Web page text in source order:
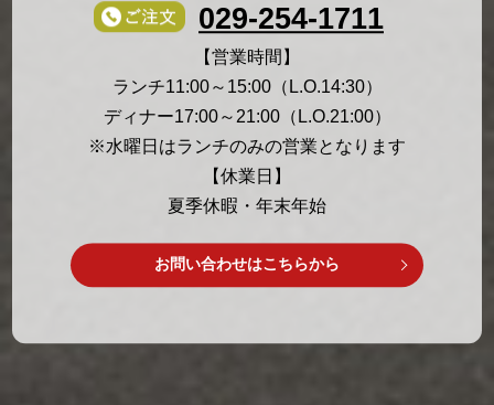
029-254-1711
【営業時間】
ランチ11:00～15:00（L.O.14:30）
ディナー17:00～21:00（L.O.21:00）
※水曜日はランチのみの営業となります
【休業日】
夏季休暇・年末年始
お問い合わせはこちらから